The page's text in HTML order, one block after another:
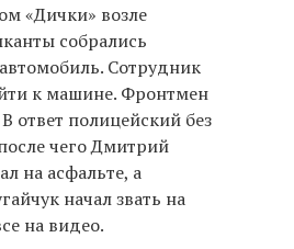
«Дички» возле
собрались
Сотрудник
к машине. Фронтмен
ответ полицейский без
чего Дмитрий
на асфальте, а
начал звать на
на видео.